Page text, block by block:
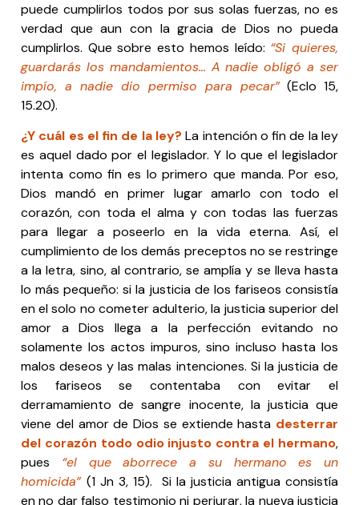
puede cumplirlos todos por sus solas fuerzas, no es
verdad que aun con la gracia de Dios no pueda
cumplirlos. Que sobre esto hemos leído: “Si quieres,
guardarás los mandamientos… A nadie obligó a ser
impío, a nadie dio permiso para pecar”(Eclo 15,
15.20).
¿Y cuál es el fin de la ley? La intención o fin de la ley
es aquel dado por el legislador. Y lo que el legislador
intenta como fin es lo primero que manda. Por eso,
Dios mandó en primer lugar amarlo con todo el
corazón, con toda el alma y con todas las fuerzas
para llegar a poseerlo en la vida eterna. Así, el
cumplimiento de los demás preceptos no se restringe
a la letra, sino, al contrario, se amplía y se lleva hasta
lo más pequeño: si la justicia de los fariseos consistía
en el solo no cometer adulterio, la justicia superior del
amor a Dios llega a la perfección evitando no
solamente los actos impuros, sino incluso hasta los
malos deseos y las malas intenciones. Si la justicia de
los fariseos se contentaba con evitar el
derramamiento de sangre inocente, la justicia que
viene del amor de Dios se extiende hasta desterrar
del corazón todo odio injusto contra el hermano,
pues “el que aborrece a su hermano es un
homicida” (1 Jn 3, 15). Si la justicia antigua consistía
en no dar falso testimonio ni perjurar, la nueva justicia